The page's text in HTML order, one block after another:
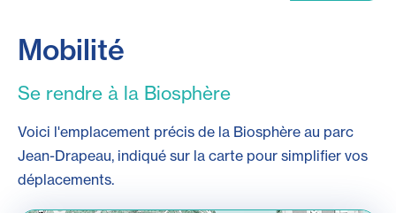
Mobilité
Se rendre à la Biosphère
Voici l'emplacement précis de la Biosphère au parc
Jean-Drapeau, indiqué sur la carte pour simplifier vos
déplacements.